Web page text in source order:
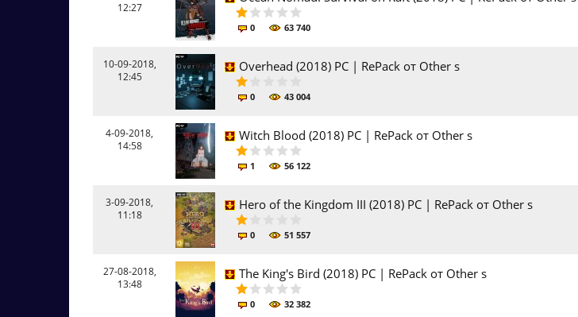
12:27
0 63 740
10-09-2018,
12:45
Overhead (2018) PC | RePack от Other s
0 43 004
4-09-2018,
14:58
Witch Blood (2018) PC | RePack от Other s
1 56 122
3-09-2018,
11:18
Hero of the Kingdom III (2018) PC | RePack от Other s
0 51 557
27-08-2018,
13:48
The King's Bird (2018) PC | RePack от Other s
0 32 382